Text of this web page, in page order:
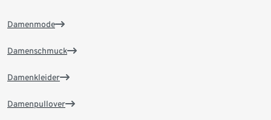
Damenmode
Damenschmuck
Damenkleider
Damenpullover